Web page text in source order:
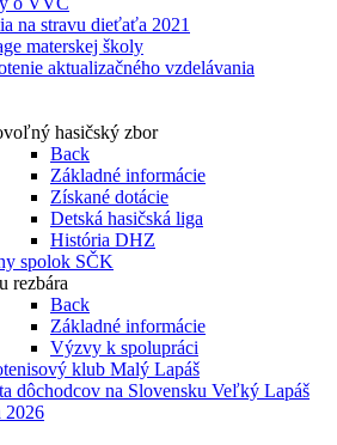
na stravu dieťaťa 2021
materskej školy
aktualizačného vzdelávania
hasičský zbor
Back
Základné informácie
Získané dotácie
Detská hasičská liga
História DHZ
spolok SČK
rezbára
Back
Základné informácie
Výzvy k spolupráci
klub Malý Lapáš
dôchodcov na Slovensku Veľký Lapáš
2026